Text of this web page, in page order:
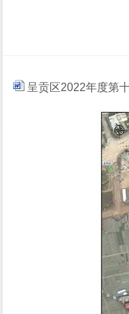
呈贡区2022年度第